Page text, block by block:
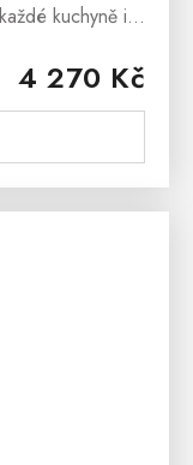
4 270 Kč
kuchyně i